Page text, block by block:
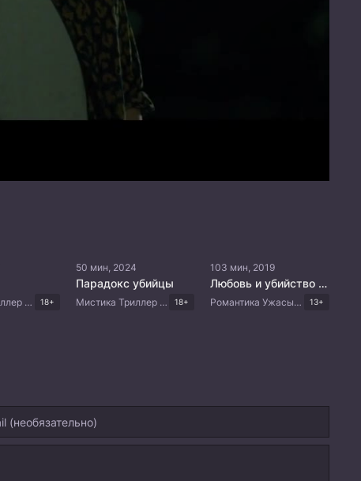
Мистика Триллер Корейские дорамы 18+
50 мин, 2024
Парадокс убийцы
Мистика Триллер Комедия Корейские дорамы 18+
103 мин, 2019
Любовь и убийство овечки и волка
Романтика Ужасы Триллер Японские дорамы 13+